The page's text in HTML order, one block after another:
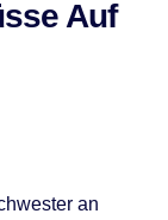
Auf
an